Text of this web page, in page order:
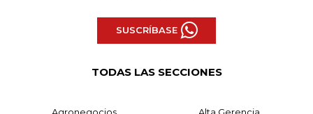
SUSCRÍBASE
TODAS LAS SECCIONES
Agronegocios Alta Gerencia